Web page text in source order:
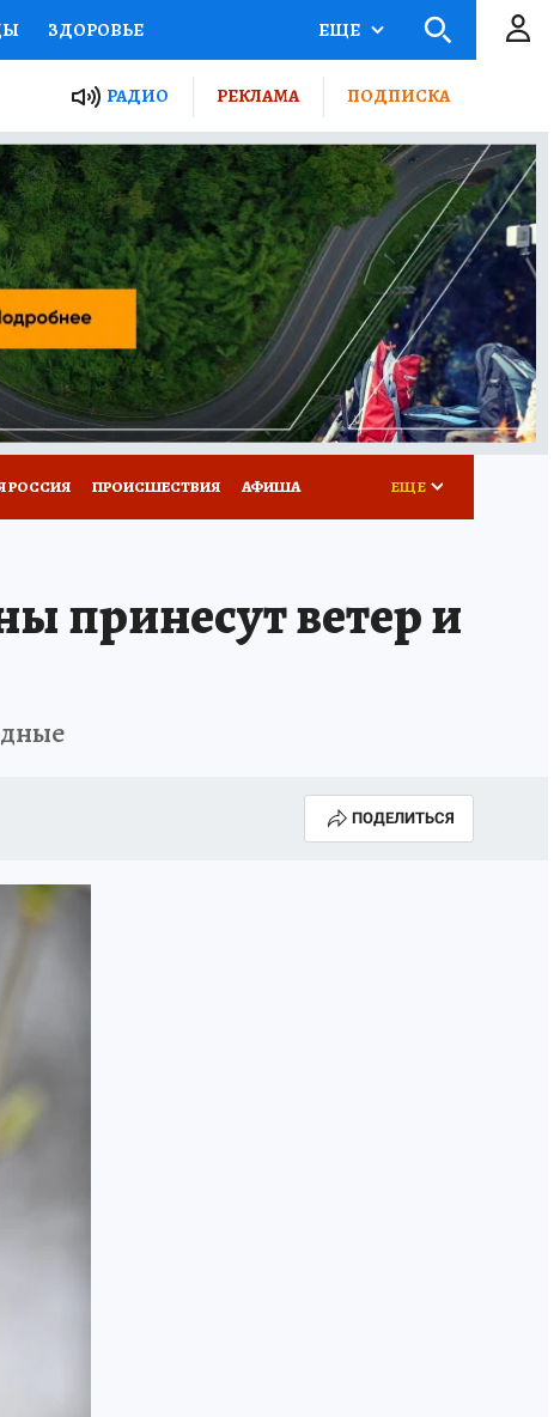
ЗДОРОВЬЕ
РОССИИ
ПУТЕВОДИТЕЛЬ
ЖЕЛЕЗА ТУРИЗМ
ПОТРЕБИТЕЛЯ ВСЕ О КП
ЕЩЕ
РАДИО РЕКЛАМА ПОДПИСКА
РОССИЯ ПРОИСШЕСТВИЯ АФИША ЕЩЕ
принесут ветер и
ПОДЕЛИТЬСЯ